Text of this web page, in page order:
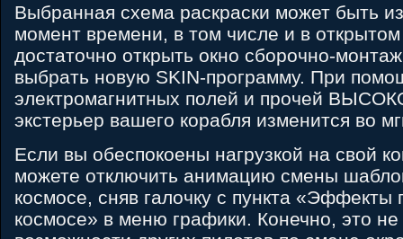
Выбранная схема раскраски может быть
момент времени, в том числе и в открытом
достаточно открыть окно сборочно-
выбрать новую SKIN-программу. При
электромагнитных полей и прочей
экстерьер вашего корабля изменится во
Если вы обеспокоены нагрузкой на свой
можете отключить анимацию смены
космосе, сняв галочку с пункта «Эффекты
космосе» в меню графики. Конечно, это не